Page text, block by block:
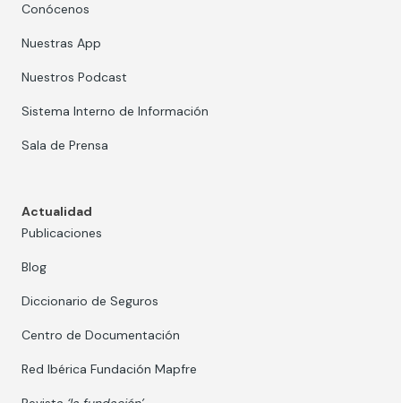
Conócenos
Nuestras App
Nuestros Podcast
Sistema Interno de Información
Sala de Prensa
Actualidad
Publicaciones
Blog
Diccionario de Seguros
Centro de Documentación
Red Ibérica Fundación Mapfre